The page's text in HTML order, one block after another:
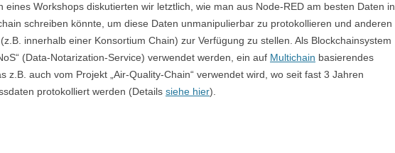
eines Workshops diskutierten wir letztlich, wie man aus Node-RED am besten Daten in
schreiben könnte, um diese Daten unmanipulierbar zu protokollieren und anderen
innerhalb einer Konsortium Chain) zur Verfügung zu stellen. Als Blockchainsystem
(Data-Notarization-Service) verwendet werden, ein auf Multichain basierendes
z.B. auch vom Projekt „Air-Quality-Chain“ verwendet wird, wo seit fast 3 Jahren
protokolliert werden (Details siehe hier).